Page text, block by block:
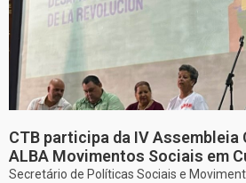
CTB participa da IV Assembleia
ALBA Movimentos Sociais em
Secretário de Políticas Sociais e